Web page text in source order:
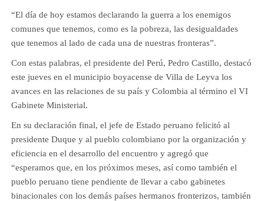
“El día de hoy estamos declarando la guerra a los enemigos
comunes que tenemos, como es la pobreza, las desigualdades
que tenemos al lado de cada una de nuestras fronteras”.
Con estas palabras, el presidente del Perú, Pedro Castillo, destacó
este jueves en el municipio boyacense de Villa de Leyva los
avances en las relaciones de su país y Colombia al término el VI
Gabinete Ministerial.
En su declaración final, el jefe de Estado peruano felicitó al
presidente Duque y al pueblo colombiano por la organización y
eficiencia en el desarrollo del encuentro y agregó que
“esperamos que, en los próximos meses, así como también el
pueblo peruano tiene pendiente de llevar a cabo gabinetes
binacionales con los demás países hermanos fronterizos, también